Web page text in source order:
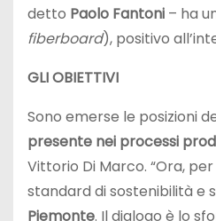
detto Paolo Fantoni – ha
fiberboard), positivo all’
GLI OBIETTIVI
Sono emerse le posizioni
presente nei processi
Vittorio Di Marco. “Ora,
standard di sostenibilità e
Piemonte. Il dialogo è lo